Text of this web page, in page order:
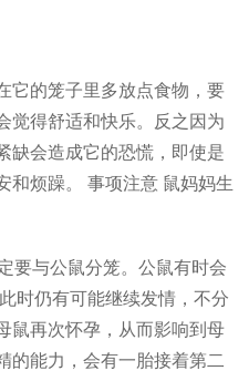
的笼子里多放点食物，要
觉得舒适和快乐。反之因为
缺会造成它的恐慌，即使是
和烦躁。 事项注意 鼠妈妈生
与公鼠分笼。公鼠有时会
时仍有可能继续发情，不分
鼠再次怀孕，从而影响到母
的能力，会有一胎接着第二